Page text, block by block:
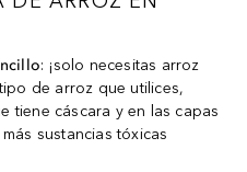
: ¡solo necesitas arroz
de arroz que utilices,
tiene cáscara y en las capas
sustancias tóxicas